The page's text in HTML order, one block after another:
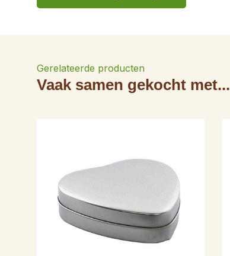
Gerelateerde producten
Vaak samen gekocht met...